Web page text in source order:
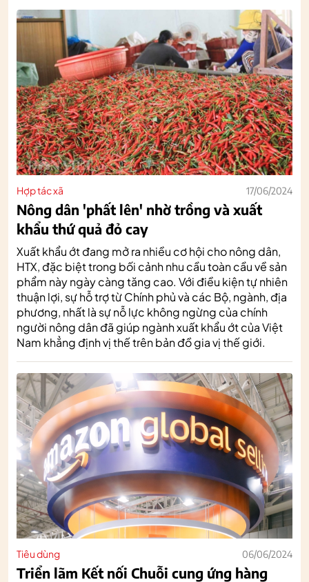
Hợp tác xã 17/06/2024
Nông dân 'phất lên' nhờ trồng và xuất
khẩu thứ quả đỏ cay
Xuất khẩu ớt đang mở ra nhiều cơ hội cho nông dân,
HTX, đặc biệt trong bối cảnh nhu cầu toàn cầu về sản
phẩm này ngày càng tăng cao. Với điều kiện tự nhiên
thuận lợi, sự hỗ trợ từ Chính phủ và các Bộ, ngành, địa
phương, nhất là sự nỗ lực không ngừng của chính
người nông dân đã giúp ngành xuất khẩu ớt của Việt
Nam khẳng định vị thế trên bản đồ gia vị thế giới.
Tiêu dùng 06/06/2024
Triển lãm Kết nối Chuỗi cung ứng hàng